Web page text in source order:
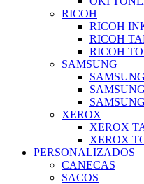
RICOH
RICOH
RICOH
RICOH
SAMSUNG
XEROX
XEROX
XEROX
PERSONALIZADOS
CANECAS
SACOS